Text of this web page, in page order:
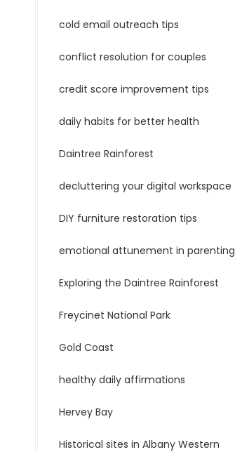
cold email outreach tips
conflict resolution for couples
credit score improvement tips
daily habits for better health
Daintree Rainforest
decluttering your digital workspace
DIY furniture restoration tips
emotional attunement in parenting
Exploring the Daintree Rainforest
Freycinet National Park
Gold Coast
healthy daily affirmations
Hervey Bay
Historical sites in Albany Western